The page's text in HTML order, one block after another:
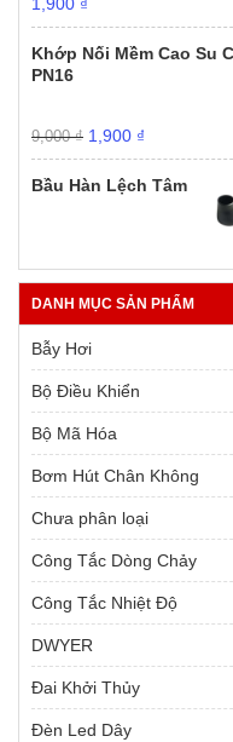
gốc
là:
9,000 ₫.
1,900 ₫
hiện
tại
Khớp Nối Mềm Cao Su
PN16
9,000₫ Giá
gốc
là:
9,000 ₫.
1,900 ₫
hiện
tại
Bầu Hàn Lệch Tâm
DANH MỤC SẢN PHẨM
Bẫy Hơi
Bộ Điều Khiển
Bộ Mã Hóa
Bơm Hút Chân Không
Chưa phân loại
Công Tắc Dòng Chảy
Công Tắc Nhiệt Độ
DWYER
Đai Khởi Thủy
Đèn Led Dây